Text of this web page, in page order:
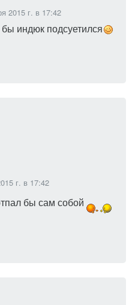
2015 г. в 17:42
индюк подсуетился
г. в 17:42
бы сам собой